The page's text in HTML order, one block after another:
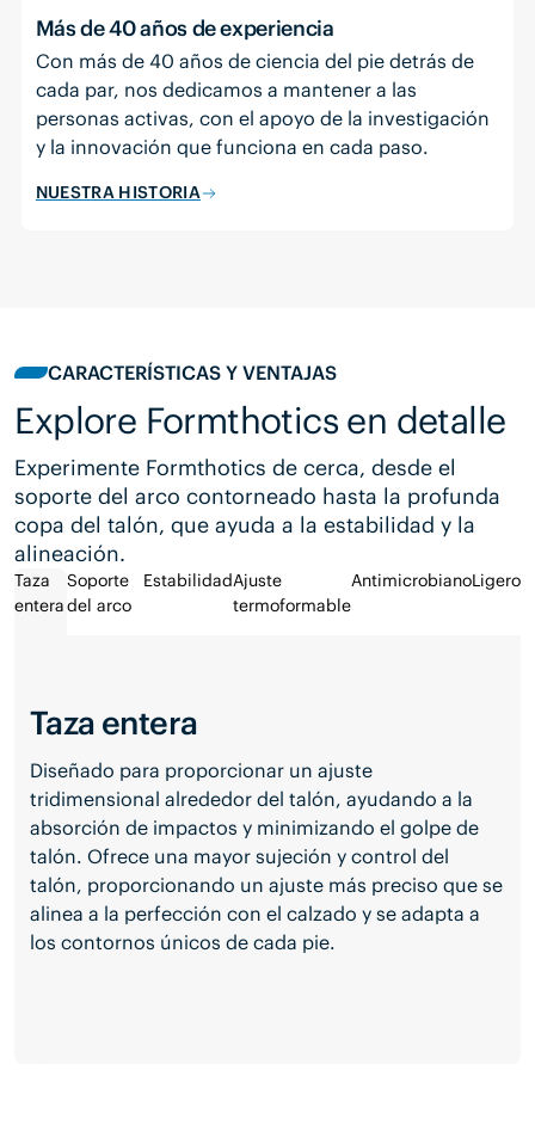
Más de 40 años de experiencia
Con más de 40 años de ciencia del pie detrás de
cada par, nos dedicamos a mantener a las
personas activas, con el apoyo de la investigación
y la innovación que funciona en cada paso.
NUESTRA HISTORIA
CARACTERÍSTICAS Y VENTAJAS
Explore Formthotics en detalle
Experimente Formthotics de cerca, desde el
soporte del arco contorneado hasta la profunda
copa del talón, que ayuda a la estabilidad y la
alineación.
Taza
entera
Soporte
del arco
EstabilidadAjuste
termoformable
AntimicrobianoLigero
Taza entera
Diseñado para proporcionar un ajuste
tridimensional alrededor del talón, ayudando a la
absorción de impactos y minimizando el golpe de
talón. Ofrece una mayor sujeción y control del
talón, proporcionando un ajuste más preciso que se
alinea a la perfección con el calzado y se adapta a
los contornos únicos de cada pie.